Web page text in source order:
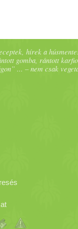
hírek a
gomba, rántott
... – nem csak